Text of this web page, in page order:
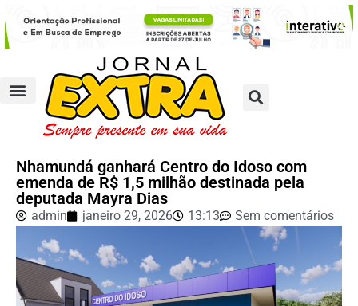
Nhamundá ganhará Centro do Idoso com
emenda de R$ 1,5 milhão destinada pela
deputada Mayra Dias
admin janeiro 29, 2026 13:13 Sem comentários